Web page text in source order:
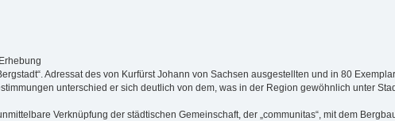
Adressat des von Kurfürst Johann von Sachsen ausgestellten und in 80
unterschied er sich deutlich von dem, was in der Region gewöhnlich unter
Verknüpfung der städtischen Gemeinschaft, der „communitas“, mit dem